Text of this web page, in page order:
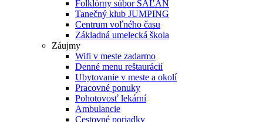
Folklórny súbor ŠAĽAN
Tanečný klub JUMPING
Centrum voľného času
Základná umelecká škola
Záujmy
Wifi v meste zadarmo
Denné menu reštaurácií
Ubytovanie v meste a okolí
Pracovné ponuky
Pohotovosť lekární
Ambulancie
Cestovné poriadky